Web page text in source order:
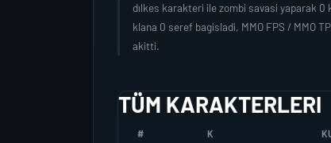
dılkes karakteri ile zombi savasi yaparak
klana 0 seref bagisladi, MMO FPS / MMO
akitti.
TÜM KARAKTERLERI
# K